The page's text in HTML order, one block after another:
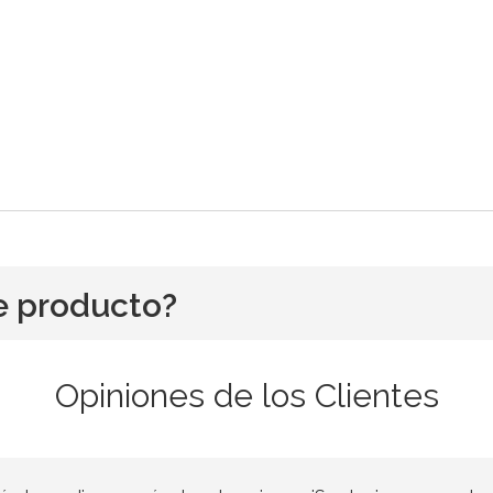
producto?
Opiniones de los Clientes